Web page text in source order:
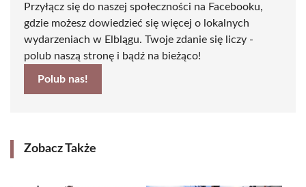
Przyłącz się do naszej społeczności na Facebooku,
gdzie możesz dowiedzieć się więcej o lokalnych
wydarzeniach w Elblągu. Twoje zdanie się liczy -
polub naszą stronę i bądź na bieżąco!
Polub nas!
Zobacz Także